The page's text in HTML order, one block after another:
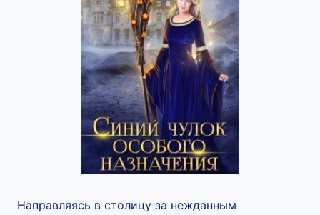
Направляясь в столицу за нежданным